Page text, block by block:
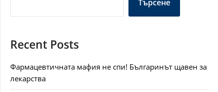
Търсене
Recent Posts
Фармацевтичната мафия не спи! Българинът щавен за
лекарства